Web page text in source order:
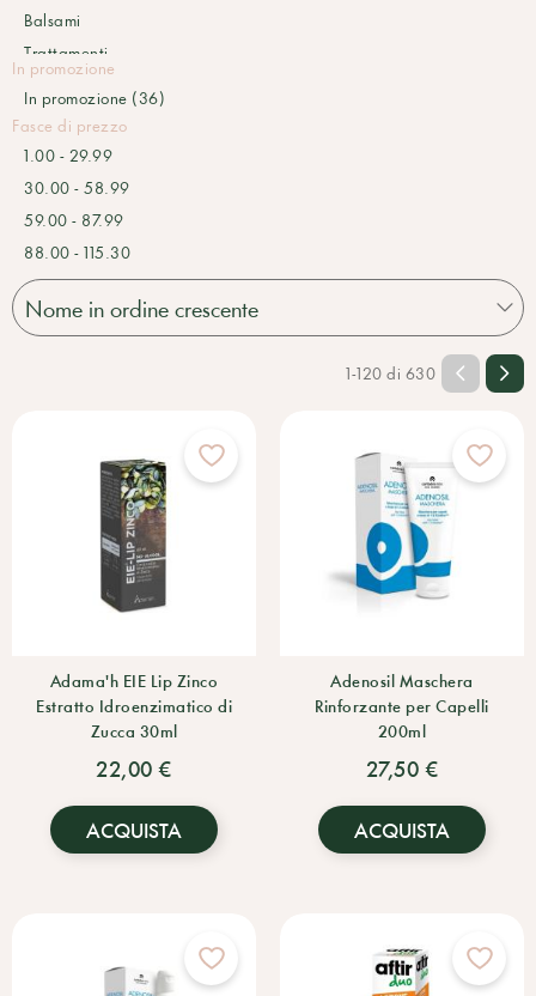
Balsami
Trattamenti
Tinte
Prodotti per acconciatura
Sistemici
Accessori
In promozione
In promozione (36)
Fasce di prezzo
1.00 - 29.99
30.00 - 58.99
59.00 - 87.99
88.00 - 115.30
1-120 di 630
Adama'h EIE Lip Zinco
Estratto Idroenzimatico di
Zucca 30ml
22,00 €
ACQUISTA
Adenosil Maschera
Rinforzante per Capelli
200ml
27,50 €
ACQUISTA